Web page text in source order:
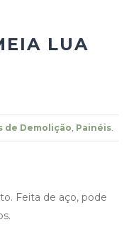
LUA
de Demolição Painéis
Feita de aço, pode